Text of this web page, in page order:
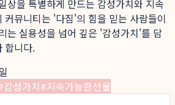
상을 특별하게 만드는 감성가치와 지속
커뮤니티는 '다짐'의 힘을 믿는 사람들이
는 실용성을 넘어 깊은 '감성가치'를 담
합니다.
감성가치#지속가능한선물